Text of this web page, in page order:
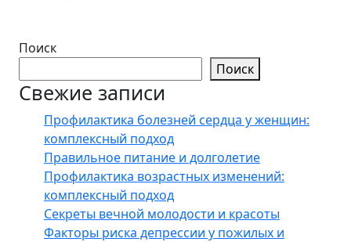
Поиск
Поиск
Свежие записи
Профилактика болезней сердца у женщин:
комплексный подход
Правильное питание и долголетие
Профилактика возрастных изменений:
комплексный подход
Секреты вечной молодости и красоты
Факторы риска депрессии у пожилых и